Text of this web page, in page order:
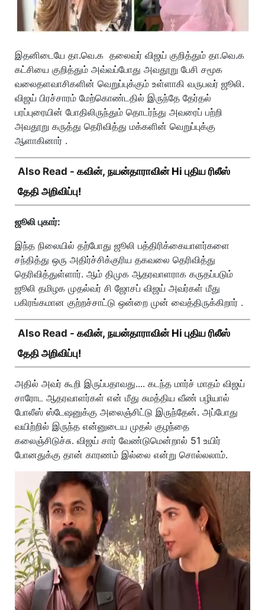
இதனிடையே தா.வெ.க தலைவர் விஜய் குறித்தும் தா.வெ.க
கட்சியை குறித்தும் அவ்வப்போது அவதூறு பேசி சமூக
வலைதளவாசிகளின் வெறுப்புக்கும் உள்ளாகி வருபவர் ஜூலி.
விஜய் பிரச்சாரம் மேற்கொண்டதில் இருந்தே தேர்தல்
பரப்புரையின் போதிலிருந்தும் தொடர்ந்து அவரைப் பற்றி
அவதூறு கருத்து தெரிவித்து மக்களின் வெறுப்புக்கு
ஆளாகினார் .
Also Read - கவின், நயன்தாராவின் Hi புதிய ரிலீஸ்
தேதி அறிவிப்பு!
ஜூலி புகார்:
இந்த நிலையில் தற்போது ஜூலி பத்திரிக்கையாளர்களை
சந்தித்து ஒரு அதிர்ச்சிக்குரிய தகவலை தெரிவித்து
தெரிவித்துள்ளார். ஆம் திமுக ஆதரவாளராக கருதப்படும்
ஜூலி தமிழக முதல்வர் சி ஜோசப் விஜய் அவர்கள் மீது
பகிரங்கமான குற்றச்சாட்டு ஒன்றை முன் வைத்திருக்கிறார் .
Also Read - கவின், நயன்தாராவின் Hi புதிய ரிலீஸ்
தேதி அறிவிப்பு!
அதில் அவர் கூறி இருப்பதாவது.... கடந்த மார்ச் மாதம் விஜய்
சாரோட ஆதரவாளர்கள் என் மீது சுமத்திய வீண் பழியால்
போலீஸ் ஸ்டேஷனுக்கு அலைஞ்சிட்டு இருந்தேன். அப்போது
வயிற்றில் இருந்த என்னுடைய முதல் குழந்தை
கலைஞ்சிடுச்சு. விஜய் சார் வேண்டுமென்றால் 51 உயிர்
போனதுக்கு தான் காரணம் இல்லை என்று சொல்லலாம்.